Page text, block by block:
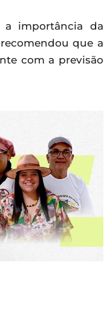
a importância da
que a
com a previsão